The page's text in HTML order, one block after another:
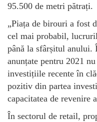
95.500 de metri pătrați.
„Piața de birouri a fost
cel mai probabil,
până la sfârșitul anului.
anunțate pentru 2021
investițiile recente în
pozitiv din partea
capacitatea de revenire
În sectorul de retail,